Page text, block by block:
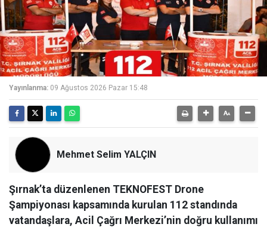
Yayınlanma: 09 Ağustos 2026 Pazar 15:48
Mehmet Selim YALÇIN
Şırnak’ta düzenlenen TEKNOFEST Drone
Şampiyonası kapsamında kurulan 112 standında
vatandaşlara, Acil Çağrı Merkezi’nin doğru kullanımı